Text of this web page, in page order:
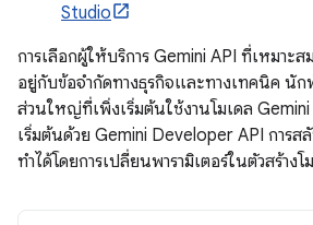
Studio
การเลือกผู้ให้บริการ Gemini API ที่เหมา
อยู่กับข้อจำกัดทางธุรกิจและทางเทคนิค นั
ส่วนใหญ่ที่เพิ่งเริ่มต้นใช้งานโมเดล
เริ่มต้นด้วย Gemini Developer API การส
ทำได้โดยการเปลี่ยนพารามิเตอร์ในตัวสร้างโ